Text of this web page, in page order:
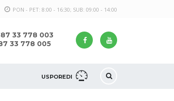
PON - PET: 8:00 - 16:30; SUB: 09:00 - 14:00
33 778 003
33 778 005
USPOREDI